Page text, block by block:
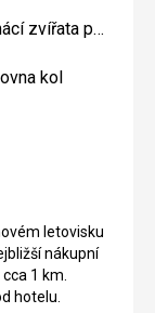
letovisku
nákupní
1 km.
hotelu.
Domácí zvířata povolena
kol